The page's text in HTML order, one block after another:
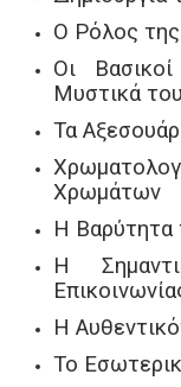
Ο Ρόλος
Οι
Μυστικά
Τα Αξεσουάρ
Χρωμάτων
Η
Η
Η
Το